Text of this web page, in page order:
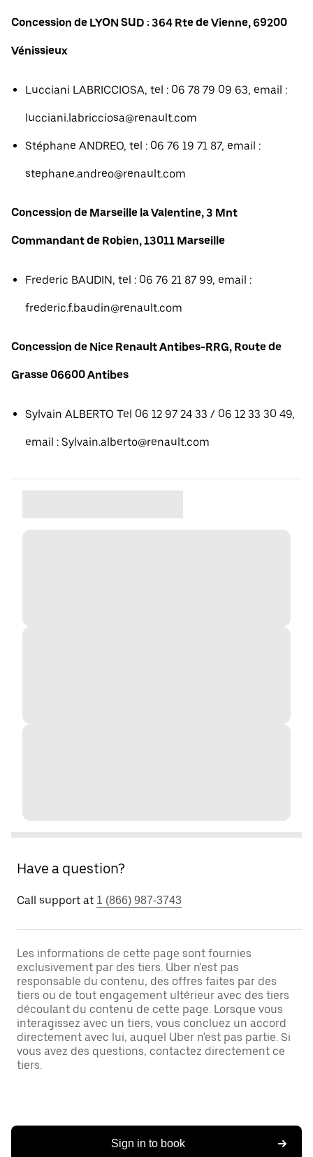
Concession de LYON SUD : 364 Rte de Vienne, 69200
Vénissieux
Lucciani LABRICCIOSA, tel : 06 78 79 09 63, email :
lucciani.labricciosa@renault.com
Stéphane ANDREO, tel : 06 76 19 71 87, email :
stephane.andreo@renault.com
Concession de Marseille la Valentine, 3 Mnt
Commandant de Robien, 13011 Marseille
Frederic BAUDIN, tel : 06 76 21 87 99, email :
frederic.f.baudin@renault.com
Concession de Nice Renault Antibes-RRG, Route de
Grasse 06600 Antibes
Sylvain ALBERTO Tel 06 12 97 24 33 / 06 12 33 30 49,
email : Sylvain.alberto@renault.com
Have a question?
Call support at 1 (866) 987-3743
Les informations de cette page sont fournies
exclusivement par des tiers. Uber n'est pas
responsable du contenu, des offres faites par des
tiers ou de tout engagement ultérieur avec des tiers
découlant du contenu de cette page. Lorsque vous
interagissez avec un tiers, vous concluez un accord
directement avec lui, auquel Uber n'est pas partie. Si
vous avez des questions, contactez directement ce
tiers.
Sign in to book